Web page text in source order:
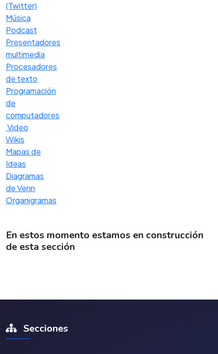
(Twitter)
Música
Podcast
Presentadores
multimedia
Procesadores
de texto
Programación
de
computadores
Video
Wikis
Mapas de
Ideas
Diagramas
de Venn
Organigramas
En estos momento estamos en construcción
de esta sección
Secciones